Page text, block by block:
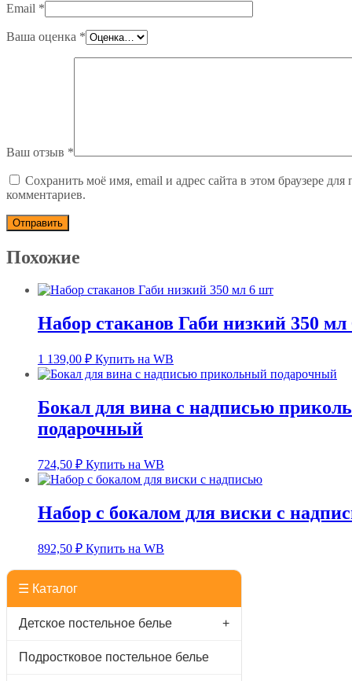
Email *
Ваша оценка *
Ваш отзыв *
Сохранить моё имя, email и адрес сайта в этом браузере
комментариев.
Похожие
Набор стаканов Габи низкий 350
1 139,00 ₽ Купить на WB
Бокал для вина с надписью
подарочный
724,50 ₽ Купить на WB
Набор с бокалом для виски с
892,50 ₽ Купить на WB
☰ Каталог
Детское постельное белье +
Подростковое постельное белье